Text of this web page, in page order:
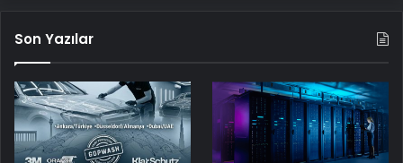
Son Yazılar